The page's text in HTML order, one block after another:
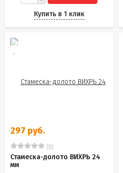
Купить в 1 клик
297 руб.
(0)
Стамеска-долото ВИХРЬ 24
мм